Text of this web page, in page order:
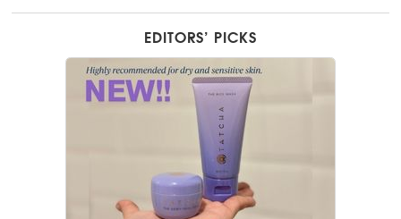
EDITORS’ PICKS